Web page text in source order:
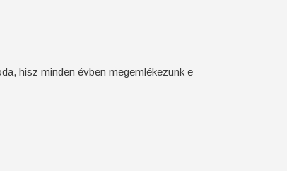
hisz minden évben megemlékezünk e